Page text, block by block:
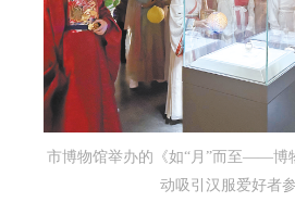
市博物馆举办的《如“月”而至——博
动吸引汉服爱好者参